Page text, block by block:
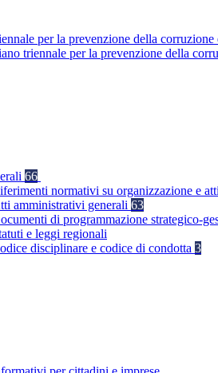
per la prevenzione della corruzione
triennale per la prevenzione della
66
normativi su organizzazione e
amministrativi generali 63
di programmazione strategico-
e leggi regionali
disciplinare e codice di condotta 3